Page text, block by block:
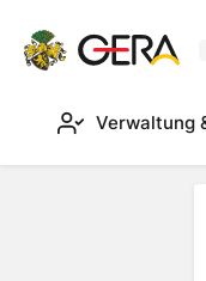
Verwaltung